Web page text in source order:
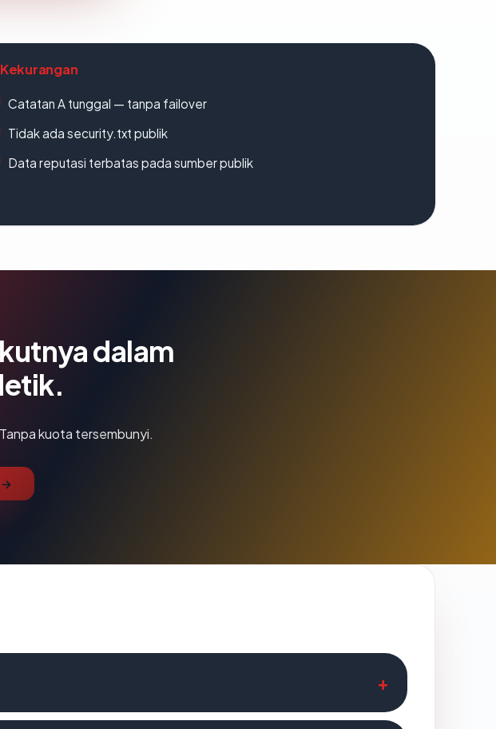
Kekurangan
Catatan A tunggal — tanpa failover
Tidak ada security.txt publik
Data reputasi terbatas pada sumber publik
dalam
kuota tersembunyi.
→